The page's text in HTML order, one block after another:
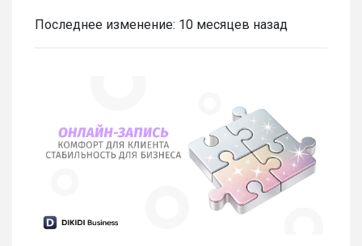
Последнее изменение: 10 месяцев назад